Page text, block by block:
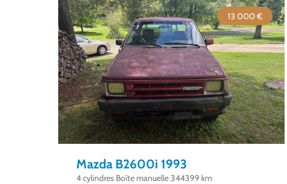
13 000 €
Mazda B2600i 1993
4 cylindres Boîte manuelle 344399 km